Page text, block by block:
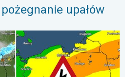
upałów
powietrzna. Ostrzeżenie